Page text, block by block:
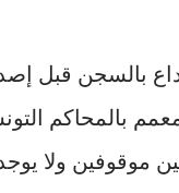
بالسجن قبل
موقوفين ولا